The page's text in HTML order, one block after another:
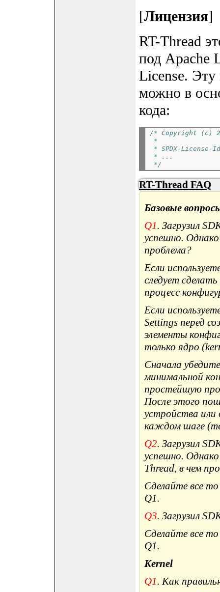
[Лицензия]
RT-Thread
под Apache
License.
можно в
кода:
/* Copyright (c)
*
* SPDX-
* ...
*/
RT-Thread FAQ
Базовые
Q1. Загрузил
успешно.
проблема?
Если
следует
процесс
Если
Settings перед
элементы
только ядро
Сначала
минимальной
простейшую
После этого
устройства или
каждом шаге
Q2. Загрузил
успешно.
Thread, в чем
Сделайте все
Q1.
Q3. Загрузил
Сделайте все
Q1.
Kernel
Q1. Как